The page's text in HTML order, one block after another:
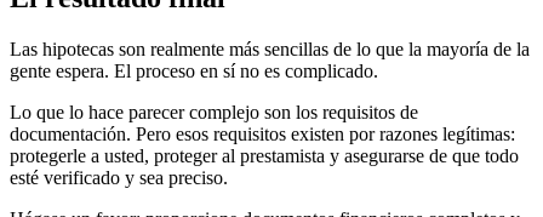
Las hipotecas son realmente más sencillas de lo que la mayoría de la
gente espera. El proceso en sí no es complicado.
Lo que lo hace parecer complejo son los requisitos de
documentación. Pero esos requisitos existen por razones legítimas:
protegerle a usted, proteger al prestamista y asegurarse de que todo
esté verificado y sea preciso.